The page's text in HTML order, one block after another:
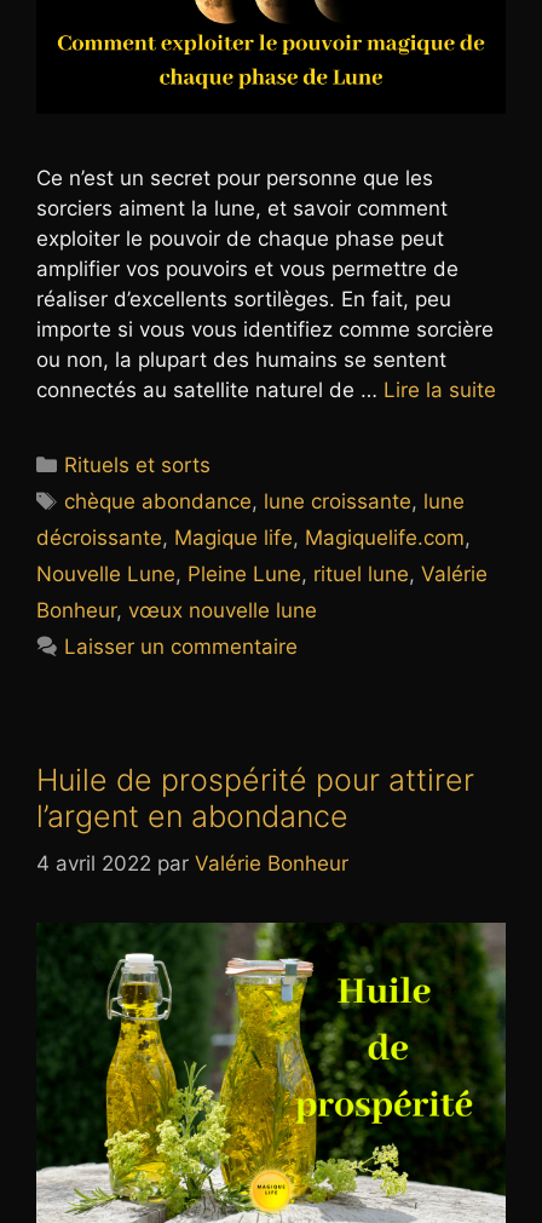
Ce n’est un secret pour personne que les
sorciers aiment la lune, et savoir comment
exploiter le pouvoir de chaque phase peut
amplifier vos pouvoirs et vous permettre de
réaliser d’excellents sortilèges. En fait, peu
importe si vous vous identifiez comme sorcière
ou non, la plupart des humains se sentent
connectés au satellite naturel de … Lire la suite
Catégories
Rituels et sorts
Étiquettes
chèque abondance, lune croissante, lune
décroissante, Magique life, Magiquelife.com,
Nouvelle Lune, Pleine Lune, rituel lune, Valérie
Bonheur, vœux nouvelle lune
Laisser un commentaire
Huile de prospérité pour attirer
l’argent en abondance
4 avril 2022 par Valérie Bonheur